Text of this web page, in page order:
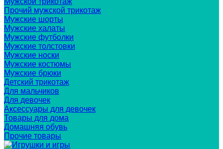
Прочий мужской трикотаж
Мужские шорты
Мужские халаты
Мужские футболки
Мужские толстовки
Мужские носки
Мужские костюмы
Мужские брюки
Детский трикотаж
Для мальчиков
Для девочек
Аксессуары для девочек
Товары для дома
Домашняя обувь
Прочие товары